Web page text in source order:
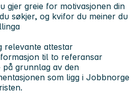
gjer greie for motivasjonen din
søkjer, og kvifor du meiner du
relevante attestar
til to referansar
grunnlag av den
som ligg i Jobbnorge